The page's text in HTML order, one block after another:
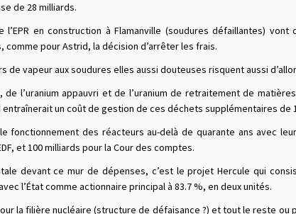
de 28 milliards.
en construction à Flamanville (soudures défaillantes)
comme pour Astrid, la décision d’arrêter les frais.
de vapeur aux soudures elles aussi douteuses risquent aussi
de l’uranium appauvri et de l’uranium de retraitement de
entraînerait un coût de gestion de ces déchets supplémentaires de
fonctionnement des réacteurs au-delà de quarante ans avec
et 100 milliards pour la Cour des comptes.
devant ce mur de dépenses, c’est le projet Hercule qui
l’État comme actionnaire principal à 83.7 %, en deux unités.
la filière nucléaire (structure de défaisance ?) et tout le reste